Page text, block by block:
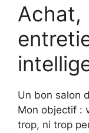
Achat,
Un bon salon
Mon objectif :
trop, ni trop